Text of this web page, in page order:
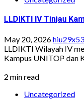
LLDIKTI IV Tinjau
May 20, 2026
LLDIKTI Wilayah IV
Kampus UNITOP dan
2 min read
Uncategorized